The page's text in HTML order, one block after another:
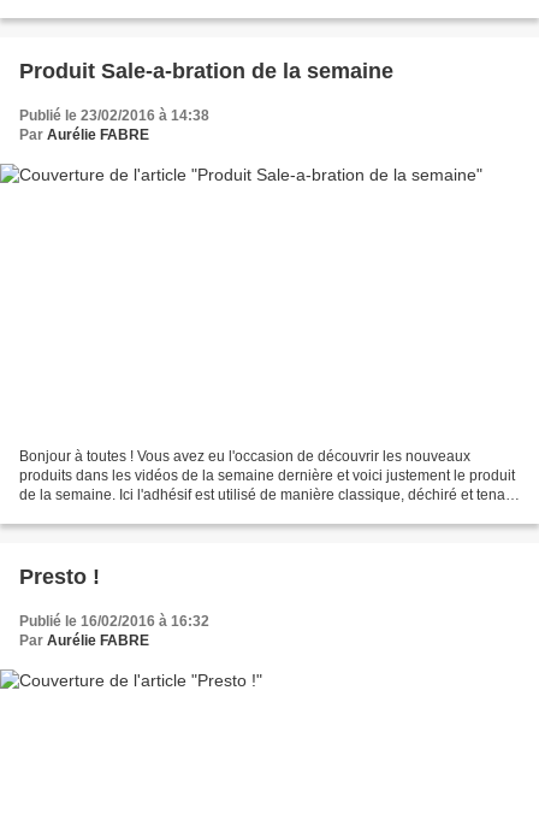
Produit Sale-a-bration de la semaine
Publié le 23/02/2016 à 14:38
Par Aurélie FABRE
Bonjour à toutes ! Vous avez eu l'occasion de découvrir les nouveaux
produits dans les vidéos de la semaine dernière et voici justement le produit
de la semaine. Ici l'adhésif est utilisé de manière classique, déchiré et tenant
Presto !
Publié le 16/02/2016 à 16:32
Par Aurélie FABRE